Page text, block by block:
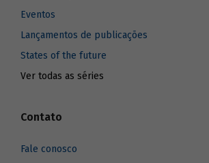
Eventos
Lançamentos de publicações
States of the future
Ver todas as séries
Contato
Fale conosco